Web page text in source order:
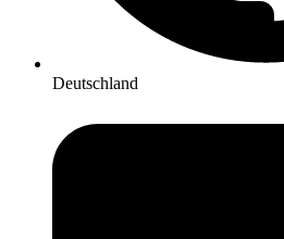
Deutschland